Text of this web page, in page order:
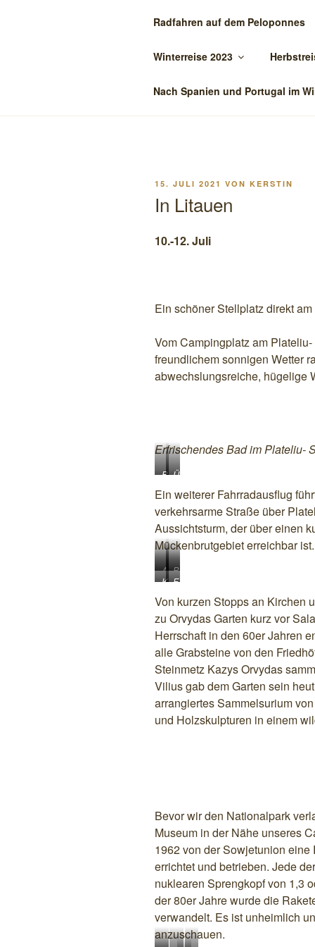
BIENE-ON-
Radfahren auf dem Peloponnes
Winterreise 2023
Nach Spanien und Portugal im
VERÖFFENTLICHT
15. JULI 2021 VON KERSTIN
In Litauen
10.-12. Juli
Ein schöner Stellplatz direkt am
Vom Campingplatz am
freundlichem sonnigen Wetter
abwechslungsreiche, hügelige
Erfrischendes Bad im Plateliu-
B
e
s
u
c
h
a
u
f
d
e
m
S
t
l
l
p
l
Ü
e
r
a
l
l
S
t
r
c
h
e
n
e
s
t
Ein weiterer Fahrradausflug
verkehrsarme Straße über
Aussichtsturm, der über einen
Mückenbrutgebiet erreichbar ist.
A
u
s
i
c
h
t
s
t
u
r
a
e
l
i
a
i
B
l
i
k
v
o
m
T
u
r
m
K
i
r
c
h
e
n
G
i
n
F
i
e
d
h
f
i
n
G
e
Von kurzen Stopps an Kirchen
zu Orvydas Garten kurz vor
Herrschaft in den 60er Jahren
alle Grabsteine von den
Steinmetz Kazys Orvydas
Vilius gab dem Garten sein
arrangiertes Sammelsurium
und Holzskulpturen in einem
Bevor wir den Nationalpark
Museum in der Nähe unseres
1962 von der Sowjetunion
errichtet und betrieben. Jede
nuklearen Sprengkopf von 1,3
der 80er Jahre wurde die
verwandelt. Es ist unheimlich
anzuschauen.